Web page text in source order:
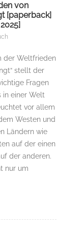
von
[paperback]
der Weltfrieden
stellt der
Fragen
in einer Welt
vor allem
Westen und
Ländern wie
auf der einen
der anderen.
nur um